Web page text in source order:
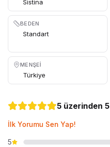
Sistina
BEDEN
Standart
MENŞEI
Türkiye
5 üzerinden 5
İlk Yorumu Sen Yap!
5